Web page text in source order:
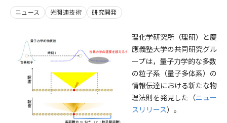
ニュース 光関連技術 研究開発
理化学研究所（理研）と慶
應義塾大学の共同研究グル
ープは，量子力学的な多数
の粒子系（量子多体系）の
情報伝達における新たな物
理法則を発見した（ニュー
スリリース）。